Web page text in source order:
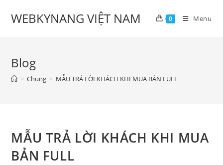
WEBKYNANG VIỆT NAM 0 Menu
Blog
> Chung > MẪU TRẢ LỜI KHÁCH KHI MUA BẢN FULL
MẪU TRẢ LỜI KHÁCH KHI MUA
BẢN FULL